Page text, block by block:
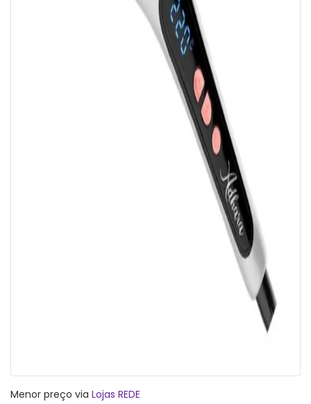
Menor preço via Lojas REDE